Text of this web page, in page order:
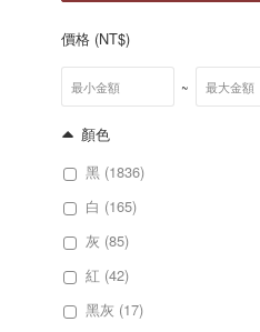
價格 (NT$)
~
顏色
黑 (1836)
白 (165)
灰 (85)
紅 (42)
黑灰 (17)